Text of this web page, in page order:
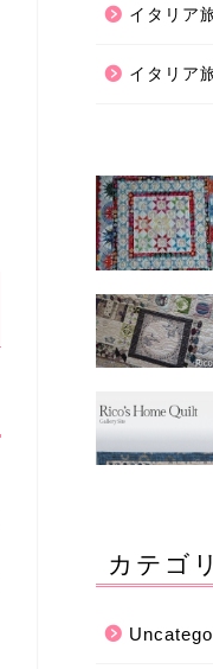
イタリア
イタリア
カテゴ